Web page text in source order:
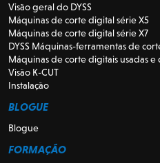
Visão geral do DYSS
Máquinas de corte digital série X5
Máquinas de corte digital série X7
DYSS Máquinas-ferramentas de
Máquinas de corte digitais usadas
Visão K-CUT
Instalação
BLOGUE
Blogue
FORMAÇÃO